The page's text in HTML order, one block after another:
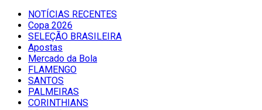
NOTÍCIAS RECENTES
Copa 2026
SELEÇÃO BRASILEIRA
Apostas
Mercado da Bola
FLAMENGO
SANTOS
PALMEIRAS
CORINTHIANS